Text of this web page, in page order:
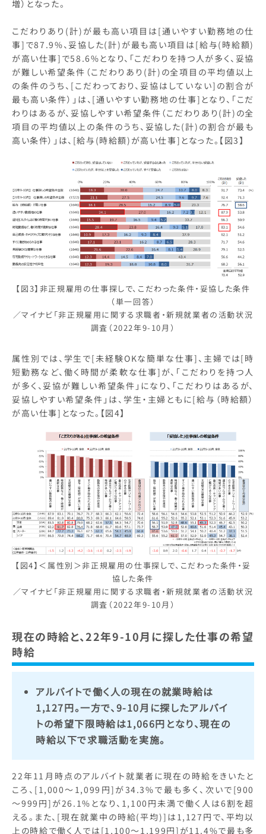
増）となった。
こだわりあり(計)が最も高い項目は[通いやすい勤務地の仕
事]で87.9%、妥協した(計)が最も高い項目は[給与(時給額)
が高い仕事]で58.6%となり、「こだわりを持つ人が多く、妥協
が難しい希望条件（こだわりあり(計)の全項目の平均値以上
の条件のうち、[こだわっており、妥協はしていない]の割合が
最も高い条件）」は、[通いやすい勤務地の仕事]となり、「こだ
わりはあるが、妥協しやすい希望条件（こだわりあり(計)の全
項目の平均値以上の条件のうち、妥協した(計)の割合が最も
高い条件）」は、[給与(時給額)が高い仕事]となった。【図3】
【図3】非正規雇用の仕事探しで、こだわった条件・妥協した条件
（単一回答）
／マイナビ「非正規雇用に関する求職者・新規就業者の活動状況
調査（2022年9-10月）
属性別では、学生で[未経験OKな簡単な仕事]、主婦では[時
短勤務など、働く時間が柔軟な仕事]が、「こだわりを持つ人
が多く、妥協が難しい希望条件」になり、「こだわりはあるが、
妥協しやすい希望条件」は、学生・主婦ともに[給与（時給額）
が高い仕事]となった。【図4】
【図4】＜属性別＞非正規雇用の仕事探しで、こだわった条件・妥
協した条件
／マイナビ「非正規雇用に関する求職者・新規就業者の活動状況
調査（2022年9-10月）
現在の時給と、22年9-10月に探した仕事の希望
時給
アルバイトで働く人の現在の就業時給は
1,127円。一方で、9-10月に探したアルバイ
トの希望下限時給は1,066円となり、現在の
時給以下で求職活動を実施。
22年11月時点のアルバイト就業者に現在の時給をきいたと
ころ、[1,000～1,099円]が34.3%で最も多く、次いで[900
～999円]が26.1%となり、1,100円未満で働く人は6割を超
える。また、[現在就業中の時給(平均)]は1,127円で、平均以
上の時給で働く人では[1,100～1,199円]が11.4%で最も多